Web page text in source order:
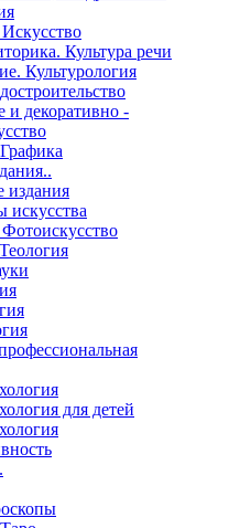
Культура речи
Культурология
и декоративно -
для детей